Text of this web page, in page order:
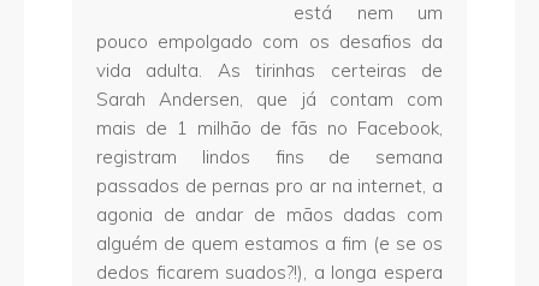
está nem um
pouco empolgado com os desafios da
vida adulta. As tirinhas certeiras de
Sarah Andersen, que já contam com
mais de 1 milhão de fãs no Facebook,
registram lindos fins de semana
passados de pernas pro ar na internet, a
agonia de andar de mãos dadas com
alguém de quem estamos a fim (e se os
dedos ficarem suados?!), a longa espera